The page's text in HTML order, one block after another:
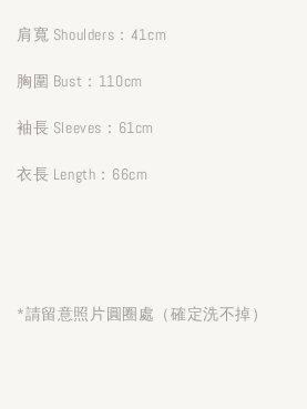
肩寬 Shoulders：41cm
胸圍 Bust：110cm
袖長 Sleeves：61cm
衣長 Length：66cm
*請留意照片圓圈處（確定洗不掉）